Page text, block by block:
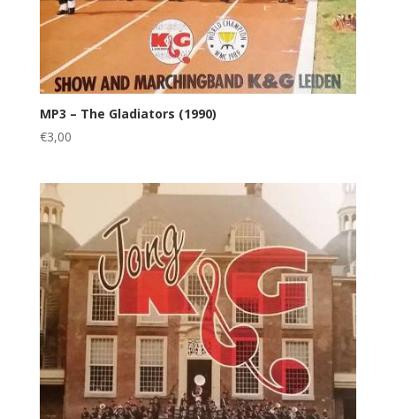
MP3 – The Gladiators (1990)
€3,00